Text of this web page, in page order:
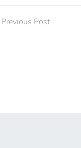
Previous Post